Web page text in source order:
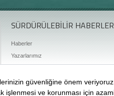
SÜRDÜRÜLEBİLİR HABERLER
Haberler
Yazarlarımız
Sürdürülebilirlik Kütüphanesi
Karbon Sayacı